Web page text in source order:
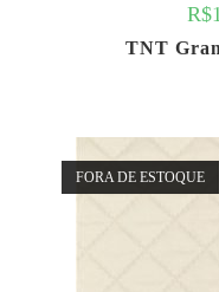
R$
TNT
FORA DE ESTOQUE